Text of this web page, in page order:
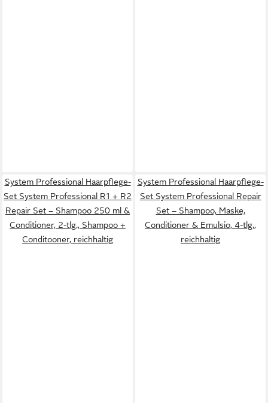
System Professional Haarpflege-
Set System Professional R1 + R2
Repair Set – Shampoo 250 ml &
Conditioner, 2-tlg., Shampoo +
Conditooner, reichhaltig
System Professional Haarpflege-
Set System Professional Repair
Set – Shampoo, Maske,
Conditioner & Emulsio, 4-tlg.,
reichhaltig